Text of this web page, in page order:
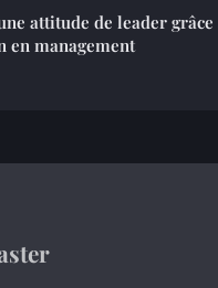
attitude de leader grâce
en management